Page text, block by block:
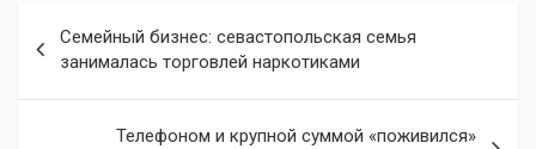
по
записям
Семейный бизнес: севастопольская семья
занималась торговлей наркотиками
Телефоном и крупной суммой «поживился»